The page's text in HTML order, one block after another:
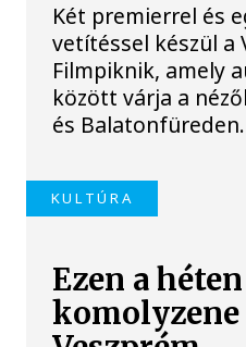
Két premierrel és
vetítéssel készül a
Filmpiknik, amely
között várja a
és Balatonfüreden.
KULTÚRA
Ezen a
komolyzene